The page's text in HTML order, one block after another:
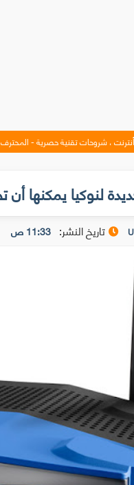
، شروحات تقنية حصرية - المحترف
تاريخ النشر: 11:33 ص